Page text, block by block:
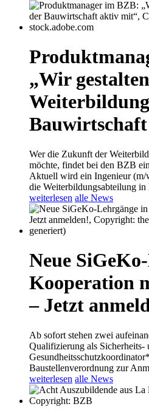
„Wir
Wer die Zukunft der
möchte, findet bei den BZB
Aktuell wird ein Ingenieur (m/
die Weiterbildungsabteilung in
weiterlesen alle News
Neue
Kooperation
– Jetzt
Ab sofort stehen zwei
Qualifizierung als Sicherheits-
Baustellenverordnung zur
weiterlesen alle News